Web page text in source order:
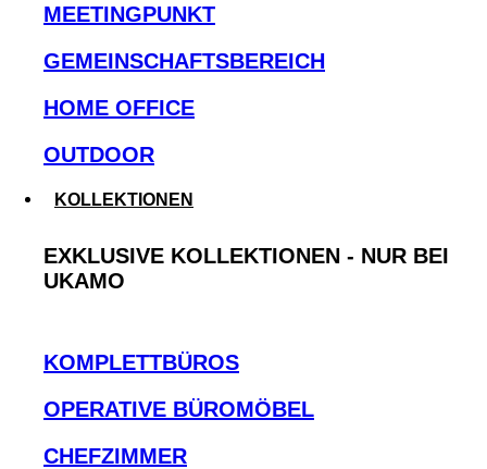
MEETINGPUNKT
GEMEINSCHAFTSBEREICH
HOME OFFICE
OUTDOOR
KOLLEKTIONEN
EXKLUSIVE KOLLEKTIONEN - NUR BEI
UKAMO
KOMPLETTBÜROS
OPERATIVE BÜROMÖBEL
CHEFZIMMER